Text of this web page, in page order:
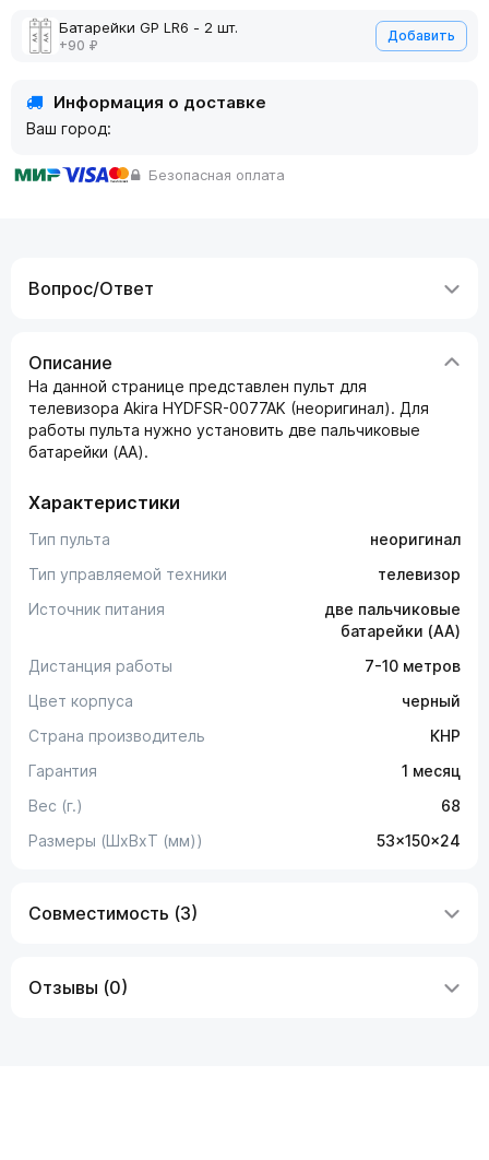
Батарейки GP LR6 - 2 шт.
+90 ₽
Добавить
Информация о доставке
Ваш город:
Безопасная оплата
Вопрос/Ответ
Описание
На данной странице представлен пульт для
телевизора Akira HYDFSR-0077AK (неоригинал). Для
работы пульта нужно установить две пальчиковые
батарейки (AA).
Характеристики
Тип пульта
неоригинал
Тип управляемой техники
телевизор
Источник питания
две пальчиковые
батарейки (AA)
Дистанция работы
7-10 метров
Цвет корпуса
черный
Страна производитель
КНР
Гарантия
1 месяц
Вес (г.)
68
Размеры (ШxВxТ (мм))
53x150x24
Совместимость (3)
Отзывы (0)